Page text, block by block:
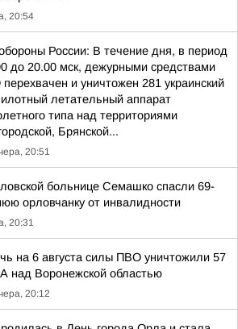
20:54
России: В течение дня, в период
до 20.00 мск, дежурными средствами
и уничтожен 281 украинский
летательный аппарат
типа над территориями
Брянской...
20:51
больнице Семашко спасли 69-
орловчанку от инвалидности
20:31
на 6 августа силы ПВО уничтожили 57
над Воронежской областью
20:12